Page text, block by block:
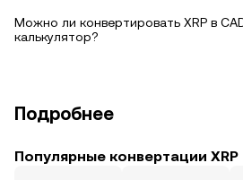
Можно ли конвертировать XRP в
калькулятор?
Подробнее
Популярные конвертации XRP